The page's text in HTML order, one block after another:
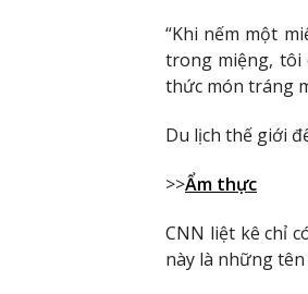
“Khi nếm một
trong miệng, tôi
thức món tráng
Du lịch thế giới
>>Ẩm thực
CNN liệt kê chỉ
này là những tên